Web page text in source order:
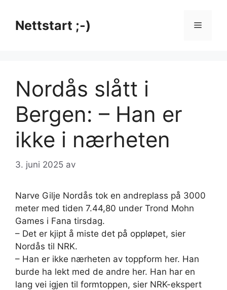
innholdNettstart ;-) Meny
Nordås slått i
Bergen: – Han er
ikke i nærheten
3. juni 2025 av
Narve Gilje Nordås tok en andreplass på 3000
meter med tiden 7.44,80 under Trond Mohn
Games i Fana tirsdag.
– Det er kjipt å miste det på oppløpet, sier
Nordås til NRK.
– Han er ikke nærheten av toppform her. Han
burde ha lekt med de andre her. Han har en
lang vei igjen til formtoppen, sier NRK-ekspert